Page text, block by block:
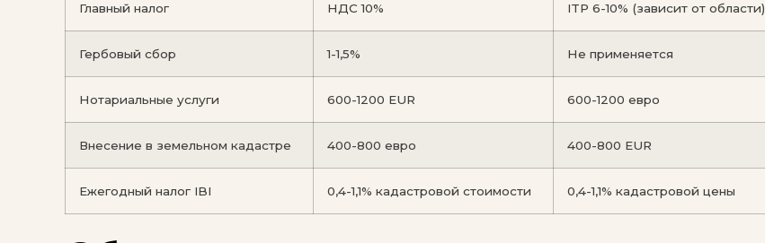
Главный налог НДС 10% ITP 6-10% (зависит от области)
Гербовый сбор 1-1,5% Не применяется
Нотариальные услуги 600-1200 EUR 600-1200 евро
Внесение в земельном кадастре 400-800 евро 400-800 EUR
Ежегодный налог IBI 0,4-1,1% кадастровой стоимости 0,4-1,1% кадастровой цены